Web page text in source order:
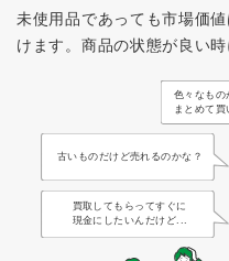
未使用品であっても市場価
けます。 商品の状態が良い
色々なもの
まとめて買
古いものだけど売れるのかな？
買取してもらってすぐに
現金にしたいんだけど...